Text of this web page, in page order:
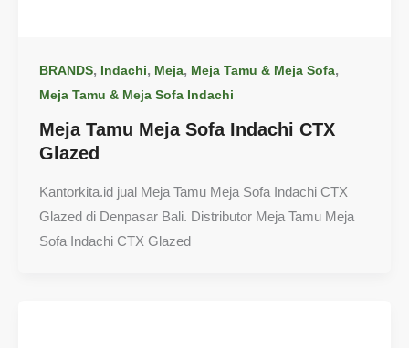
BRANDS, Indachi, Meja, Meja Tamu & Meja Sofa,
Meja Tamu & Meja Sofa Indachi
Meja Tamu Meja Sofa Indachi CTX
Glazed
Kantorkita.id jual Meja Tamu Meja Sofa Indachi CTX
Glazed di Denpasar Bali. Distributor Meja Tamu Meja
Sofa Indachi CTX Glazed